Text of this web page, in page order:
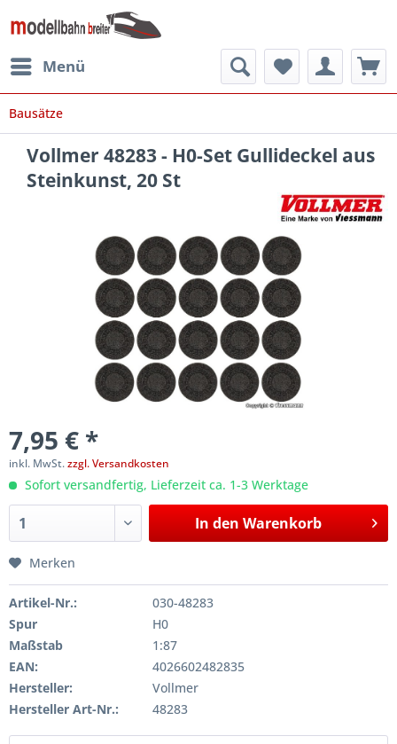
Menü
Bausätze
Vollmer 48283 - H0-Set Gullideckel aus
Steinkunst, 20 St
7,95 € *
inkl. MwSt.zzgl. Versandkosten
Sofort versandfertig, Lieferzeit ca. 1-3 Werktage
In den Warenkorb
Merken
Artikel-Nr.:
030-48283
Spur
H0
Maßstab
1:87
EAN:
4026602482835
Hersteller:
Vollmer
Hersteller Art-Nr.:
48283